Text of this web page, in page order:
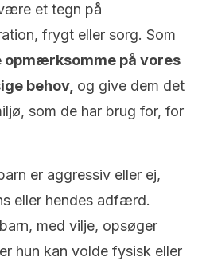
et tegn på
frygt eller sorg. Som
på vores
behov, og give dem det
som de har brug for, for
er aggressiv eller ej,
eller hendes adfærd.
med vilje, opsøger
hun kan volde fysisk eller